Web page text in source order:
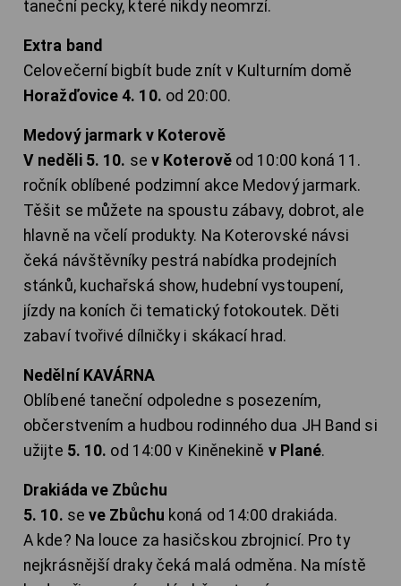
taneční pecky, které nikdy neomrzí.
Extra band
Celovečerní bigbít bude znít v Kulturním domě
Horažďovice 4. 10. od 20:00.
Medový jarmark v Koterově
V neděli 5. 10. se v Koterověod 10:00 koná 11.
ročník oblíbené podzimní akce Medový jarmark.
Těšit se můžete na spoustu zábavy, dobrot, ale
hlavně na včelí produkty. Na Koterovské návsi
čeká návštěvníky pestrá nabídka prodejních
stánků, kuchařská show, hudební vystoupení,
jízdy na koních či tematický fotokoutek. Děti
zabaví tvořivé dílničky i skákací hrad.
Nedělní KAVÁRNA
Oblíbené taneční odpoledne s posezením,
občerstvením a hudbou rodinného dua JH Band si
užijte 5. 10. od 14:00 v Kiněnekině v Plané.
Drakiáda ve Zbůchu
5. 10. se ve Zbůchu koná od 14:00 drakiáda.
A kde? Na louce za hasičskou zbrojnicí. Pro ty
nejkrásnější draky čeká malá odměna. Na místě